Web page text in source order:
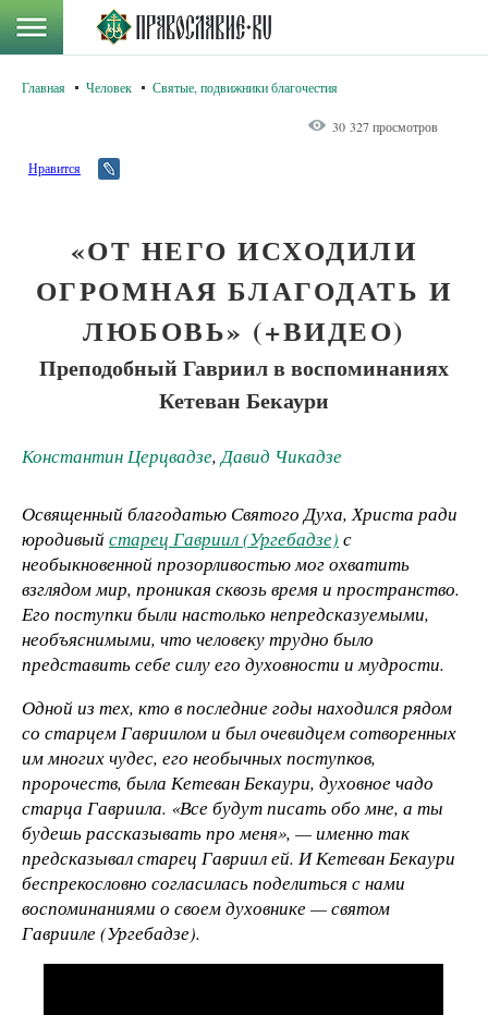
Главная Человек Святые, подвижники благочестия
30 327 просмотров
Нравится
«ОТ НЕГО ИСХОДИЛИ
ОГРОМНАЯ БЛАГОДАТЬ И
ЛЮБОВЬ» (+ВИДЕО)
Преподобный Гавриил в воспоминаниях
Кетеван Бекаури
Константин Церцвадзе,Давид Чикадзе
Освященный благодатью Святого Духа, Христа ради
юродивыйстарец Гавриил (Ургебадзе) с
необыкновенной прозорливостью мог охватить
взглядом мир, проникая сквозь время и пространство.
Его поступки были настолько непредсказуемыми,
необъяснимыми, что человеку трудно было
представить себе силу его духовности и мудрости.
Одной из тех, кто в последние годы находился рядом
со старцем Гавриилом и был очевидцем сотворенных
им многих чудес, его необычных поступков,
пророчеств, была Кетеван Бекаури, духовное чадо
старца Гавриила. «Все будут писать обо мне, а ты
будешь рассказывать про меня», — именно так
предсказывал старец Гавриил ей. И Кетеван Бекаури
беспрекословно согласилась поделиться с нами
воспоминаниями о своем духовнике — святом
Гаврииле (Ургебадзе).